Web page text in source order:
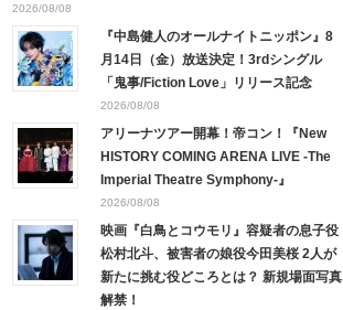
2026/08/08
『中島健人のオールナイトニッポン』8
月14日（金）放送決定！3rdシングル
「鬼事/Fiction Love」リリース記念
2026/08/08
アリーナツアー開幕！帝コン！『New
HISTORY COMING ARENA LIVE -The
Imperial Theatre Symphony-』
2026/08/08
映画『白鳥とコウモリ』容疑者の息子役
松村北斗、被害者の娘役今田美桜 2人が
新たに挑む役どころとは？ 新規場面写真
解禁！